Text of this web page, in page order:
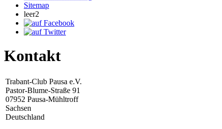
Sitemap
leer2
Kontakt
Trabant-Club Pausa e.V.
Pastor-Blume-Straße 91
07952 Pausa-Mühltroff
Sachsen
Deutschland